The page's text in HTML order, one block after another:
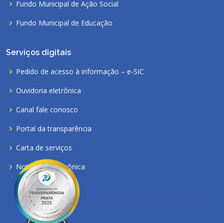
Fundo Municipal de Ação Social
Fundo Municipal de Educação
Serviços digitais
Pedido de acesso à informação – e-SIC
Ouvidoria eletrônica
Canal fale conosco
Portal da transparência
Carta de serviços
Nota fiscal eletrônica